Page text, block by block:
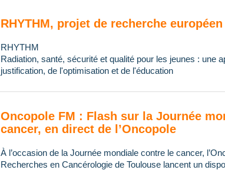
RHYTHM, projet de recherche européen
RHYTHM
Radiation, santé, sécurité et qualité pour les jeunes : une
justification, de l'optimisation et de l'éducation
Oncopole FM : Flash sur la Journée
cancer, en direct de l’Oncopole
À l’occasion de la Journée mondiale contre le cancer,
Recherches en Cancérologie de Toulouse lancent un